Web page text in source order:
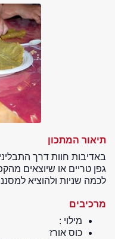
תיאור המתכון
באדיבות חוות דרך
גפן טריים או שיוצאים
לכמה שניות ולהוציא
מרכיבים
מילוי :
כוס אורז